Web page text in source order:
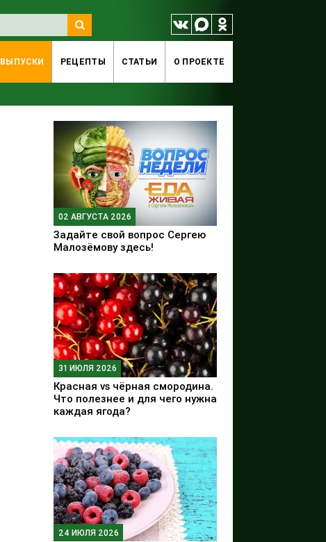
ВЫПУСКИ РЕЦЕПТЫ СТАТЬИ O ПРОЕКТЕ
02 АВГУСТА 2026
Задайте свой вопрос Сергею
Малозёмову здесь!
31 ИЮЛЯ 2026
Красная vs чёрная смородина.
Что полезнее и для чего нужна
каждая ягода?
24 ИЮЛЯ 2026